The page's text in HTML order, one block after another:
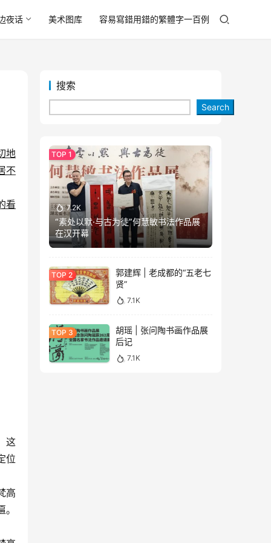
夜话 美术图库 容易寫錯用錯的繁體字一百例
地
不
看
这
位
高
搜索
Search
7.2K
“素处以默·与古为徒”何慧敏书法作品展
在汉开幕
郭建辉 | 老成都的“五老七
贤”
7.1K
胡瑶 | 张问陶书画作品展
后记
7.1K